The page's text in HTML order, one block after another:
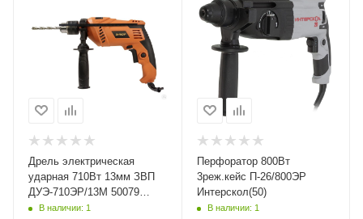
Дрель электрическая
ударная 710Вт 13мм ЗВП
ДУЭ-710ЭР/13М 50079
Энкор(8)---
В наличии: 1
Перфоратор 800Вт
3реж.кейс П-26/800ЭР
Интерскол(50)
В наличии: 1